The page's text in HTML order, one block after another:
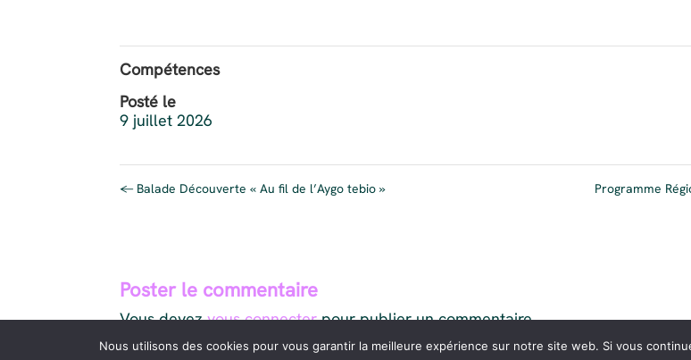
Compétences
Posté le
9 juillet 2026
←Balade Découverte « Au fil de l’Aygo tebio » Programme
Poster le commentaire
Vous devezvous connecterpour publier un commentaire.
Nous utilisons des cookies pour vous garantir la meilleure expérience sur notre site web. Si vous